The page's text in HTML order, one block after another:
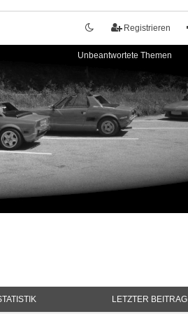
Registrieren
Unbeantwortete Themen
LETZTER BEITRAG